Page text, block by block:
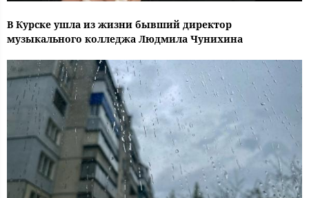
В Курске ушла из жизни бывший директор
музыкального колледжа Людмила Чунихина